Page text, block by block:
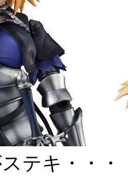
テキ・・・